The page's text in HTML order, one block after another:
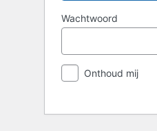
Wachtwoord
Onthoud mij